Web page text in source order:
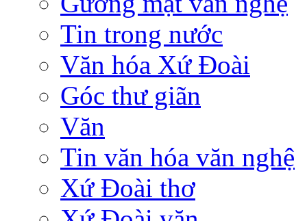
Tin trong nước
Văn hóa Xứ Đoài
Góc thư giãn
Văn
Tin văn hóa văn nghệ
Xứ Đoài thơ